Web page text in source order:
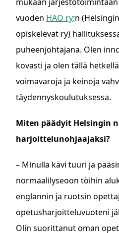
mukaan
vuoden HAO ry:n
opiskelevat ry)
puheenjohtajana. Olen
kovasti ja olen tällä
voimavaroja ja keinoja
täydennyskoulutuksessa.
Miten päädyit Helsingin
harjoittelunohjaajaksi?
– Minulla kävi tuuri ja
normaalilyseoon töihin
englannin ja ruotsin
opetusharjoitteluvuoteni
Olin suorittanut oman